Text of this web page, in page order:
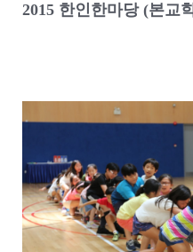
2015 한인한마당 (본교